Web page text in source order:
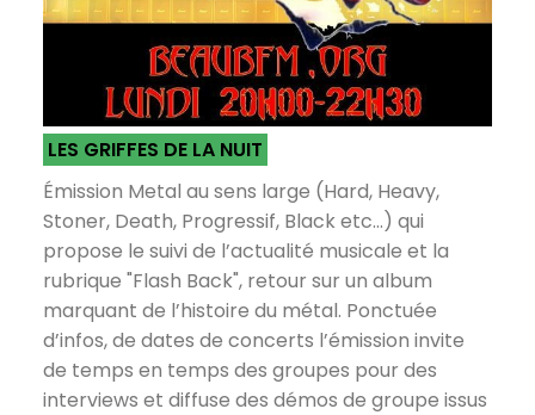
LES GRIFFES DE LA NUIT
Émission Metal au sens large (Hard, Heavy,
Stoner, Death, Progressif, Black etc...) qui
propose le suivi de l’actualité musicale et la
rubrique "Flash Back", retour sur un album
marquant de l’histoire du métal. Ponctuée
d’infos, de dates de concerts l’émission invite
de temps en temps des groupes pour des
interviews et diffuse des démos de groupe issus